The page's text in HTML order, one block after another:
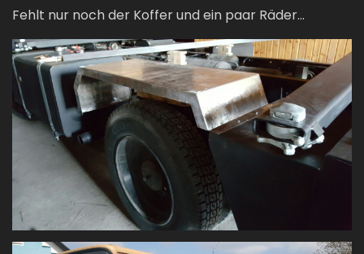
Fehlt nur noch der Koffer und ein paar Räder...